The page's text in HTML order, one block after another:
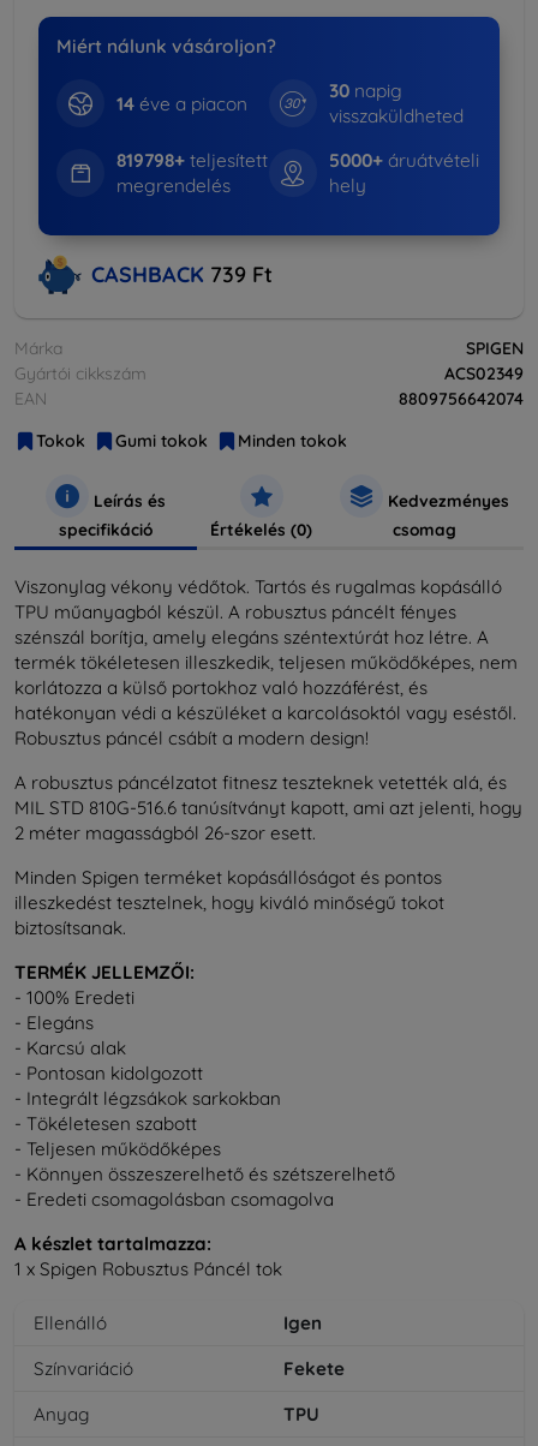
Miért nálunk vásároljon?
14éve a piacon
30 napig
visszaküldheted
819798+teljesített
megrendelés
5000+ áruátvételi
hely
CASHBACK 739 Ft
Márka
SPIGEN
Gyártói cikkszám
ACS02349
EAN
8809756642074
Tokok
Gumi tokok Minden tokok
Leírás és
specifikáció
Értékelés (0)
Kedvezményes
csomag
Viszonylag vékony védőtok. Tartós és rugalmas kopásálló
TPU műanyagból készül. A robusztus páncélt fényes
szénszál borítja, amely elegáns széntextúrát hoz létre. A
termék tökéletesen illeszkedik, teljesen működőképes, nem
korlátozza a külső portokhoz való hozzáférést, és
hatékonyan védi a készüléket a karcolásoktól vagy eséstől.
Robusztus páncél csábít a modern design!
A robusztus páncélzatot fitnesz teszteknek vetették alá, és
MIL STD 810G-516.6 tanúsítványt kapott, ami azt jelenti, hogy
2 méter magasságból 26-szor esett.
Minden Spigen terméket kopásállóságot és pontos
illeszkedést tesztelnek, hogy kiváló minőségű tokot
biztosítsanak.
TERMÉK JELLEMZŐI:
- 100% Eredeti
- Elegáns
- Karcsú alak
- Pontosan kidolgozott
- Integrált légzsákok sarkokban
- Tökéletesen szabott
- Teljesen működőképes
- Könnyen összeszerelhető és szétszerelhető
- Eredeti csomagolásban csomagolva
A készlet tartalmazza:
1 x Spigen Robusztus Páncél tok
Ellenálló
Igen
Színvariáció
Fekete
Anyag
TPU